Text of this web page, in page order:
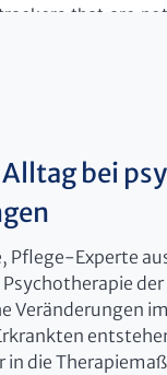
that are
Management
bei
Pflege-Experte
Veränderungen
in die